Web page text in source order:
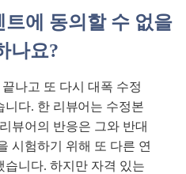
에 동의할 수 없을
나요?
나고 또 다시 대폭 수정
니다. 한 리뷰어는 수정본
뷰어의 반응은 그와 반대
시험하기 위해 또 다른 연
습니다. 하지만 자격 있는